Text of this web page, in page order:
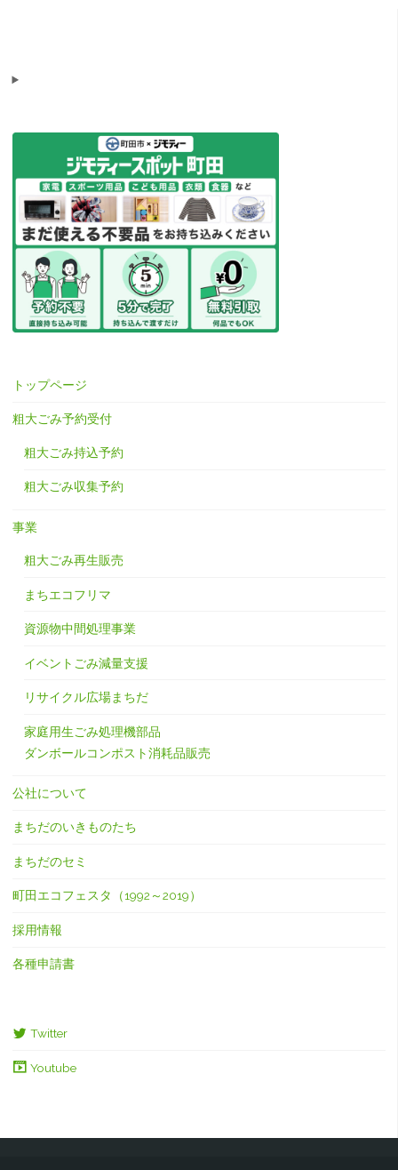
トップページ
粗大ごみ予約受付
粗大ごみ持込予約
粗大ごみ収集予約
事業
粗大ごみ再生販売
まちエコフリマ
資源物中間処理事業
イベントごみ減量支援
リサイクル広場まちだ
家庭用生ごみ処理機部品
ダンボールコンポスト消耗品販売
公社について
まちだのいきものたち
まちだのセミ
町田エコフェスタ（1992～2019）
採用情報
各種申請書
Twitter
Youtube